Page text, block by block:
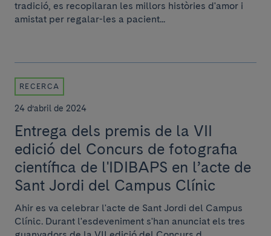
tradició, es recopilaran les millors històries d'amor i
amistat per regalar-les a pacient...
RECERCA
24 d’abril de 2024
Entrega dels premis de la VII
edició del Concurs de fotografia
científica de l'IDIBAPS en l’acte de
Sant Jordi del Campus Clínic
Ahir es va celebrar l'acte de Sant Jordi del Campus
Clínic. Durant l'esdeveniment s'han anunciat els tres